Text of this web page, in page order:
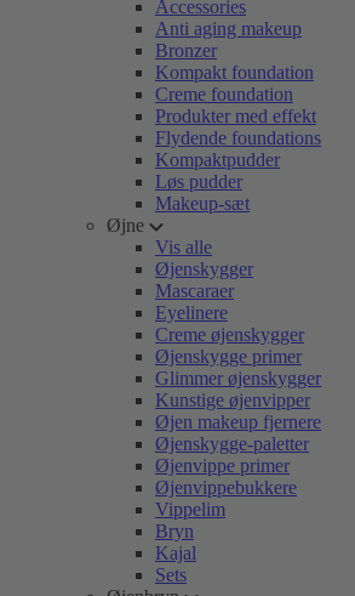
Accessories
Anti aging makeup
Bronzer
Kompakt foundation
Creme foundation
Produkter med effekt
Flydende foundations
Kompaktpudder
Løs pudder
Makeup-sæt
Øjne
Vis alle
Øjenskygger
Mascaraer
Eyelinere
Creme øjenskygger
Øjenskygge primer
Glimmer øjenskygger
Kunstige øjenvipper
Øjen makeup fjernere
Øjenskygge-paletter
Øjenvippe primer
Øjenvippebukkere
Vippelim
Bryn
Kajal
Sets